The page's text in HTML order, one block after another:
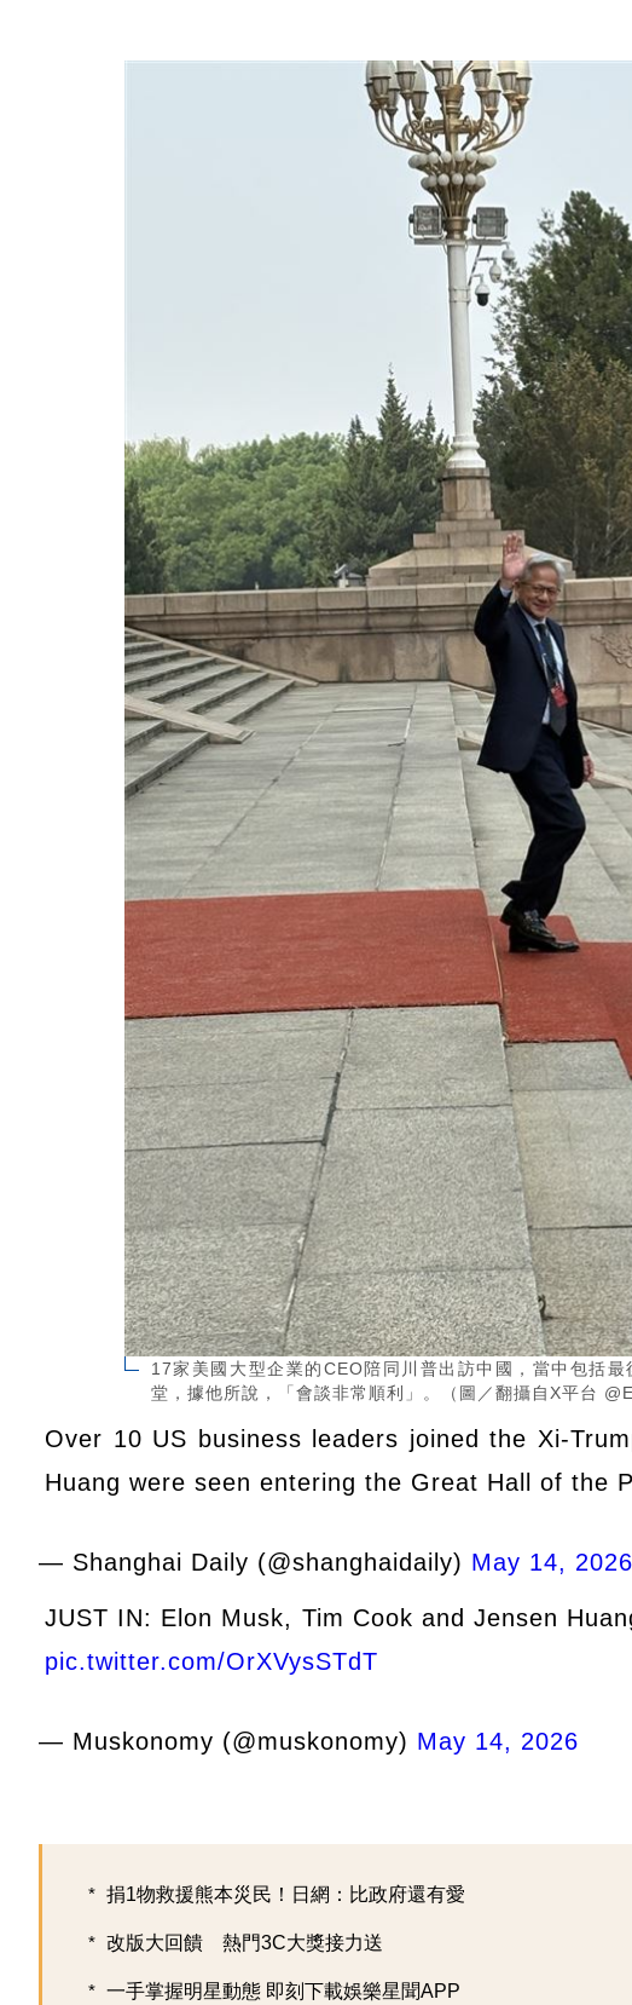
17家美國大型企業的CEO陪同川普出訪中國，當中包括
堂，據他所說，「會談非常順利」。（圖／翻攝自X平台
Over 10 US business leaders joined the Xi-
Huang were seen entering the Great Hall of the
— Shanghai Daily (@shanghaidaily) May 14, 2026
JUST IN: Elon Musk, Tim Cook and Jensen
pic.twitter.com/OrXVysSTdT
— Muskonomy (@muskonomy) May 14, 2026
捐1物救援熊本災民！日網：比政府還有愛
改版大回饋 熱門3C大獎接力送
一手掌握明星動態 即刻下載娛樂星聞APP